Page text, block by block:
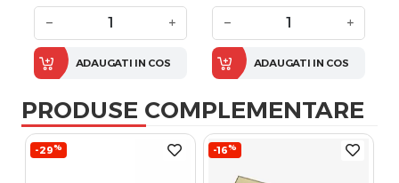
− +
ADAUGATI IN COS
− +
ADAUGATI IN COS
PRODUSE COMPLEMENTARE
-29% -16%